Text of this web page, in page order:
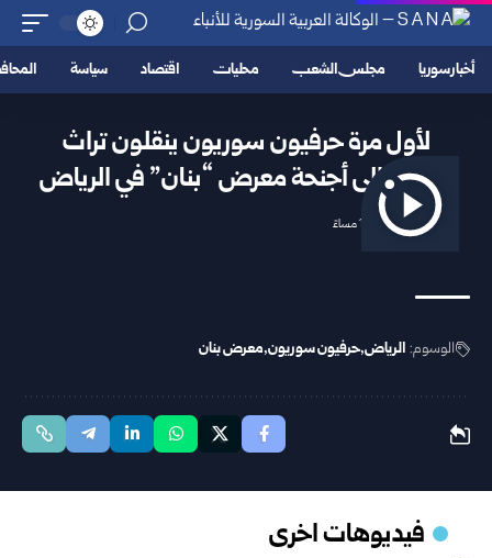
أخبار سوريا مجلس الشعب محليات اقتصاد سياسة
لأول مرة حرفيون سوريون ينقلون تراث
وطنهم إلى أجنحة معرض “بنان” في الرياض
2025/11/23 10:21 مساءً
الوسوم: الرياض حرفيون سوريون معرض بنان
فيديوهات اخرى